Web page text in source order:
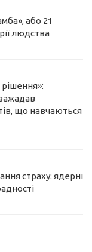
або 21
людства
що навчаються
страху: ядерні